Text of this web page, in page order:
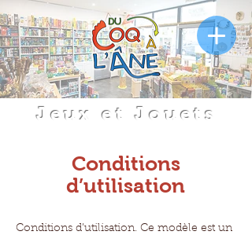
Jeux et Jouets
Conditions
d’utilisation
Conditions d’utilisation. Ce modèle est un